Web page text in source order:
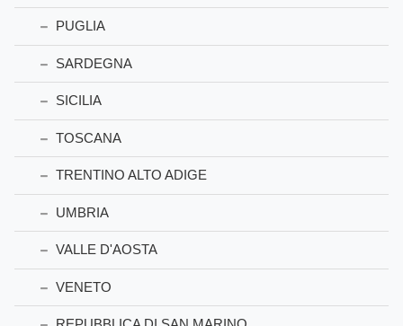
PUGLIA
SARDEGNA
SICILIA
TOSCANA
TRENTINO ALTO ADIGE
UMBRIA
VALLE D'AOSTA
VENETO